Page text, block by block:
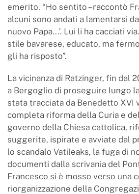
emerito. “Ho sentito – raccontò
alcuni sono andati a lamentarsi
nuovo Papa...’. Lui li ha cacciati
stile bavarese, educato, ma fermo.
gli ha risposto”.
La vicinanza di Ratzinger, fin dal
a Bergoglio di proseguire lungo
stata tracciata da Benedetto XVI
completa riforma della Curia e
governo della Chiesa cattolica,
suggerite, ispirate e avviate dal
lo scandalo Vatileaks, la fuga di
documenti dalla scrivania del
Francesco si è mosso verso una
riorganizzazione della